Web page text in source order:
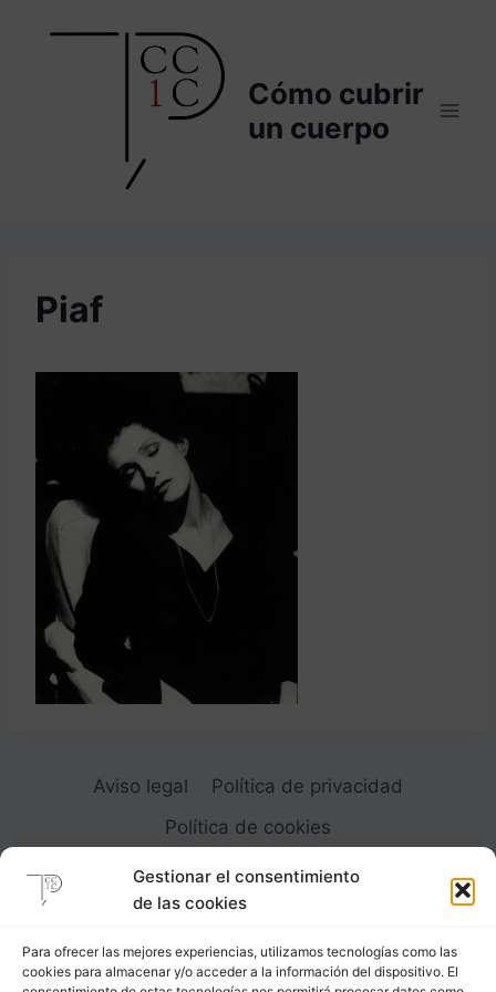
Gestionar el consentimiento
de las cookies
Para ofrecer las mejores experiencias, utilizamos tecnologías como las
cookies para almacenar y/o acceder a la información del dispositivo. El
Cómo cubrir
un cuerpo
Piaf
Aviso legal
Política de privacidad
Política de cookies
Carrer Provença, 183